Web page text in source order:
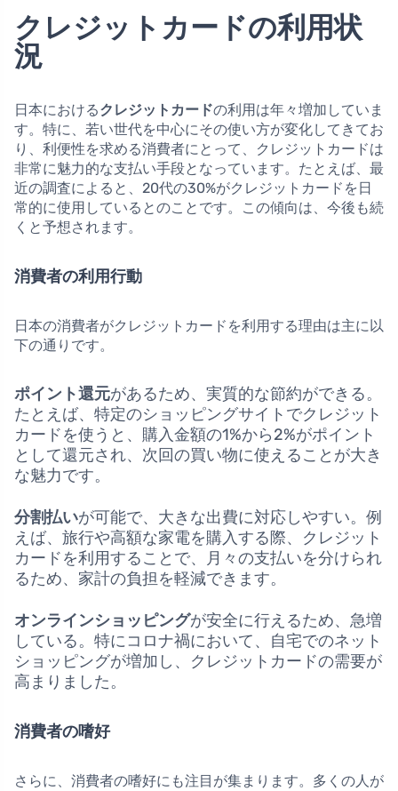
クレジットカードの利用状
況
日本におけるクレジットカードの利用は年々増加していま
す。特に、若い世代を中心にその使い方が変化してきてお
り、利便性を求める消費者にとって、クレジットカードは
非常に魅力的な支払い手段となっています。たとえば、最
近の調査によると、20代の30%がクレジットカードを日
常的に使用しているとのことです。この傾向は、今後も続
くと予想されます。
消費者の利用行動
日本の消費者がクレジットカードを利用する理由は主に以
下の通りです。
ポイント還元があるため、実質的な節約ができる。
たとえば、特定のショッピングサイトでクレジット
カードを使うと、購入金額の1%から2%がポイント
として還元され、次回の買い物に使えることが大き
な魅力です。
分割払いが可能で、大きな出費に対応しやすい。例
えば、旅行や高額な家電を購入する際、クレジット
カードを利用することで、月々の支払いを分けられ
るため、家計の負担を軽減できます。
オンラインショッピングが安全に行えるため、急増
している。特にコロナ禍において、自宅でのネット
ショッピングが増加し、クレジットカードの需要が
高まりました。
消費者の嗜好
さらに、消費者の嗜好にも注目が集まります。多くの人が